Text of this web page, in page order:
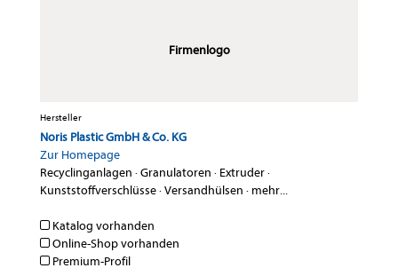
Firmenlogo
Hersteller
Noris Plastic GmbH & Co. KG
Zur Homepage
Recyclinganlagen ·Granulatoren · Extruder·
Kunststoffverschlüsse·Versandhülsen · mehr...
Katalog vorhanden
Online-Shop vorhanden
Premium-Profil